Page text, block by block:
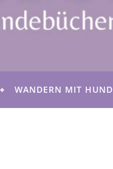
WANDERN MIT HUND